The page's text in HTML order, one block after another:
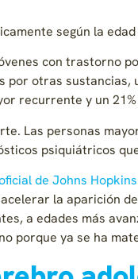
según la
con trastorno
por otras sustancias,
recurrente y un
Las personas
psiquiátricos
de Johns Hopkins
la aparición
a edades más
porque ya se ha